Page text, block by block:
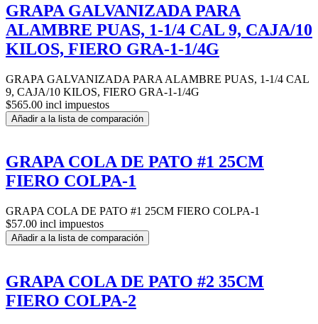
GRAPA GALVANIZADA PARA
ALAMBRE PUAS, 1-1/4 CAL 9, CAJA/10
KILOS, FIERO GRA-1-1/4G
GRAPA GALVANIZADA PARA ALAMBRE PUAS, 1-1/4 CAL
9, CAJA/10 KILOS, FIERO GRA-1-1/4G
$565.00 incl impuestos
Añadir a la lista de comparación
GRAPA COLA DE PATO #1 25CM
FIERO COLPA-1
GRAPA COLA DE PATO #1 25CM FIERO COLPA-1
$57.00 incl impuestos
Añadir a la lista de comparación
GRAPA COLA DE PATO #2 35CM
FIERO COLPA-2